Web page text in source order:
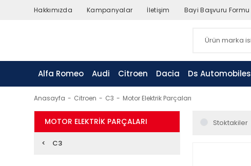
Hakkımızda Kampanyalar İletişim Bayi Başvuru Formu
Alfa Romeo Audi Citroen Dacia Ds Automobiles
Anasayfa Citroen C3 Motor Elektrik Parçaları
MOTOR ELEKTRIK PARÇALARI
C3
Stoktakiler